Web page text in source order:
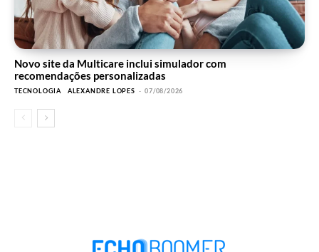
Novo site da Multicare inclui simulador com
recomendações personalizadas
TECNOLOGIA ALEXANDRE LOPES - 07/08/2026